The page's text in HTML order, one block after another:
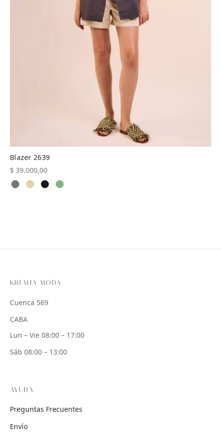
Blazer 2639
$ 39.000,00
KREMIA MODA
Cuenca 569
CABA
Lun – Vie 08:00 – 17:00
Sáb 08:00 – 13:00
AYUDA
Preguntas Frecuentes
Envío